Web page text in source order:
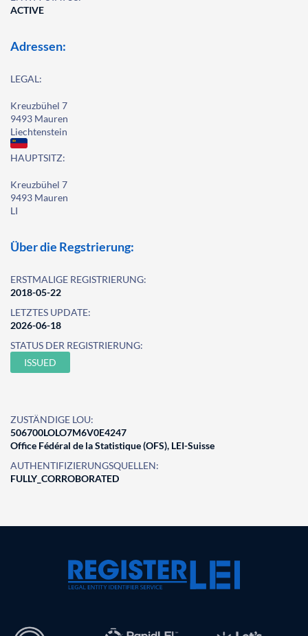
ACTIVE
Adressen:
LEGAL:
Kreuzbühel 7
9493 Mauren
Liechtenstein
HAUPTSITZ:
Kreuzbühel 7
9493 Mauren
LI
Über die Regstrierung:
ERSTMALIGE REGISTRIERUNG:
2018-05-22
LETZTES UPDATE:
2026-06-18
STATUS DER REGISTRIERUNG:
ISSUED
ZUSTÄNDIGE LOU:
506700LOLO7M6V0E4247
Office Fédéral de la Statistique (OFS), LEI-Suisse
AUTHENTIFIZIERUNGSQUELLEN:
FULLY_CORROBORATED